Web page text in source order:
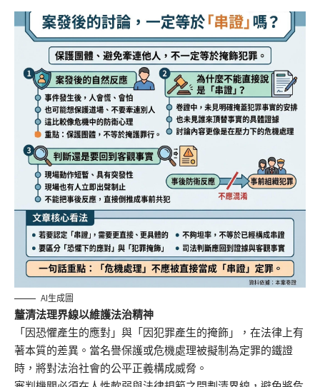
AI生成圖
釐清法理界線以維護法治精神
「因恐懼產生的應對」與「因犯罪產生的掩飾」，在法律上有
著本質的差異。當名譽保護或危機處理被擬制為定罪的鐵證
時，將對法治社會的公平正義構成威脅。